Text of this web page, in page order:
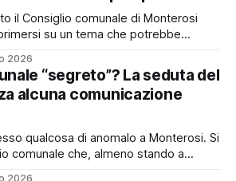
il Consiglio comunale di Monterosi
su un tema che potrebbe
Comune alla cosiddetta
dei carichi affidati all’Agente della
c’è un tema politico che merita
2026
“segreto”? La seduta del
alcuna comunicazione
qualcosa di anomalo a Monterosi. Si
comunale che, almeno stando a
2026